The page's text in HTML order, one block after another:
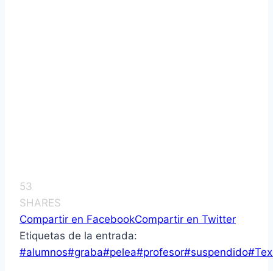
53
SHARES
Compartir en FacebookCompartir en Twitter
Etiquetas de la entrada:
#alumnos#graba#pelea#profesor#suspendido#